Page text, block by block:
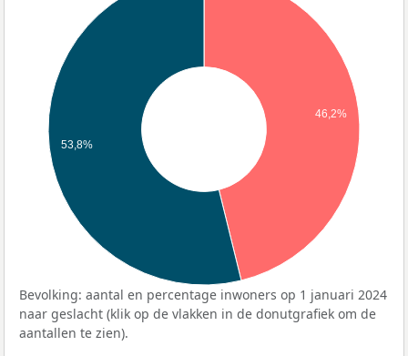
46,2%
53,8%
Bevolking: aantal en percentage inwoners op 1 januari 2024
naar geslacht (klik op de vlakken in de donutgrafiek om de
aantallen te zien).